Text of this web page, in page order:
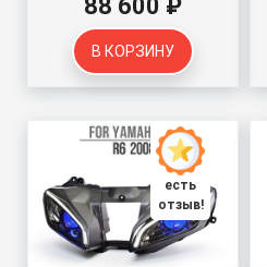
88 600 ₽
В КОРЗИНУ
есть
отзыв!